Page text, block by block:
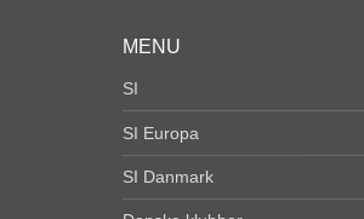
MENU
SI
SI Europa
SI Danmark